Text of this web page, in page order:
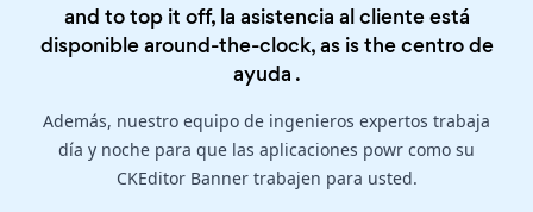
and to top it off, la asistencia al cliente está
disponible around-the-clock, as is thecentro de
ayuda .
Además, nuestro equipo de ingenieros expertos trabaja
día y noche para que las aplicaciones powr como su
CKEditor Banner trabajen para usted.